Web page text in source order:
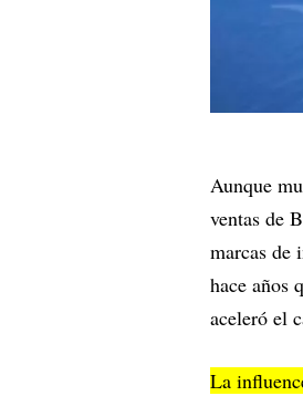
Aunque
ventas de
marcas de
hace años
aceleró el
La